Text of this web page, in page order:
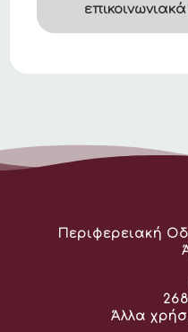
Διεύθυνση:
Περιφερειακή
Άλλα